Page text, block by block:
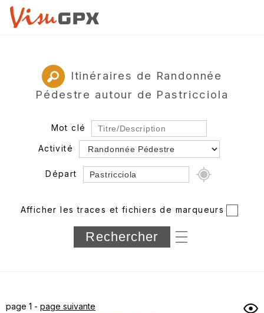
Itinéraires de Randonnée
Pédestre autour de Pastricciola
Mot clé
Activité
Départ
Département
Longueur min/max
sous-dossiers
Afficher les traces et fichiers de marqueurs
page 1 - page suivante